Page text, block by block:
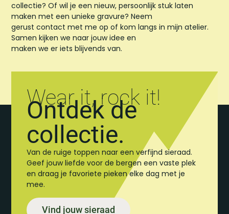
collectie? Of wil je een nieuw, persoonlijk stuk laten
maken met een unieke gravure? Neem
gerust contact met me op of kom langs in mijn atelier.
Samen kijken we naar jouw idee en
maken we er iets blijvends van.
Wear it, rock it!
Ontdek de
collectie.
Van de ruige toppen naar een verfijnd sieraad.
Geef jouw liefde voor de bergen een vaste plek
en draag je favoriete pieken elke dag met je
mee.
Vind jouw sieraad